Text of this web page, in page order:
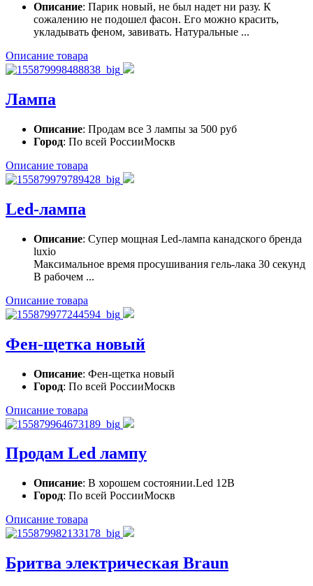
Описание: Парик новый, не был надет ни разу. К
сожалению не подошел фасон. Его можно красить,
укладывать феном, завивать. Натуральные ...
Описание товара
Лампа
Описание: Продам все 3 лампы за 500 руб
Город: По всей РоссииМоскв
Описание товара
Led-лампа
Описание: Супер мощная Led-лампа канадского бренда
luxio
Максимальное время просушивания гель-лака 30 секунд
В рабочем ...
Описание товара
Фен-щетка новый
Описание: Фен-щетка новый
Город: По всей РоссииМоскв
Описание товара
Продам Led лампу
Описание: В хорошем состоянии.Led 12B
Город: По всей РоссииМоскв
Описание товара
Бритва электрическая Braun